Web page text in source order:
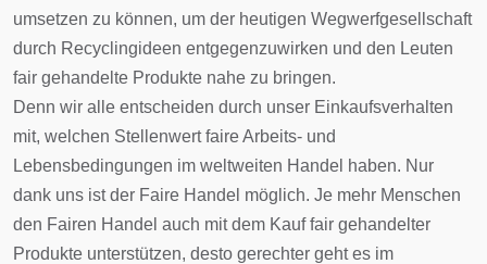
umsetzen zu können, um der heutigen Wegwerfgesellschaft
durch Recyclingideen entgegenzuwirken und den Leuten
fair gehandelte Produkte nahe zu bringen.
Denn wir alle entscheiden durch unser Einkaufsverhalten
mit, welchen Stellenwert faire Arbeits- und
Lebensbedingungen im weltweiten Handel haben. Nur
dank uns ist der Faire Handel möglich. Je mehr Menschen
den Fairen Handel auch mit dem Kauf fair gehandelter
Produkte unterstützen, desto gerechter geht es im